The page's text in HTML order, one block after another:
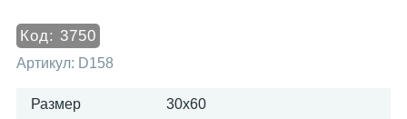
Код: 3750
Артикул: D158
Размер 30x60